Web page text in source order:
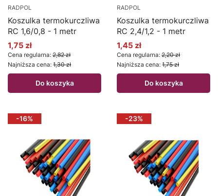
RADPOL
Koszulka termokurczliwa
RC 1,6/0,8 - 1 metr
Cena promocyjna
1,75 zł
Cena regularna: 2,82 zł
Najniższa cena: 1,30 zł
Do koszyka
RADPOL
Koszulka termokurczliwa
RC 2,4/1,2 - 1 metr
Cena promocyjna
1,45 zł
Cena regularna: 2,20 zł
Najniższa cena: 1,75 zł
Do koszyka
-16% -23%